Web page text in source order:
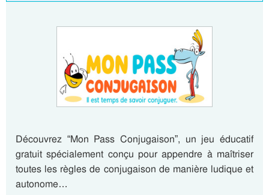
Découvrez “Mon Pass Conjugaison”, un jeu éducatif
gratuit spécialement conçu pour appendre à maîtriser
toutes les règles de conjugaison de manière ludique et
autonome…